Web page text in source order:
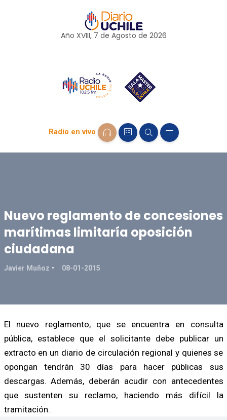
Año XVIII, 7 de Agosto de 2026
Radio en vivo
Nuevo reglamento de concesiones
marítimas limitaría oposición
ciudadana
Javier Muñoz 08-01-2015
El nuevo reglamento, que se encuentra en consulta
pública, establece que el solicitante debe publicar un
extracto en un diario de circulación regional y quienes se
opongan tendrán 30 días para hacer públicas sus
descargas. Además, deberán acudir con antecedentes
que sustenten su reclamo, haciendo más difícil la
tramitación.